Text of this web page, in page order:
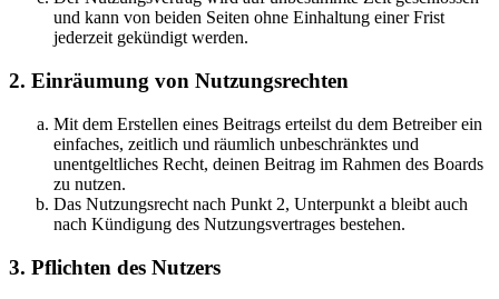
und kann von beiden Seiten ohne Einhaltung einer Frist
jederzeit gekündigt werden.
2. Einräumung von Nutzungsrechten
Mit dem Erstellen eines Beitrags erteilst du dem Betreiber ein
einfaches, zeitlich und räumlich unbeschränktes und
unentgeltliches Recht, deinen Beitrag im Rahmen des Boards
zu nutzen.
Das Nutzungsrecht nach Punkt 2, Unterpunkt a bleibt auch
nach Kündigung des Nutzungsvertrages bestehen.
3. Pflichten des Nutzers